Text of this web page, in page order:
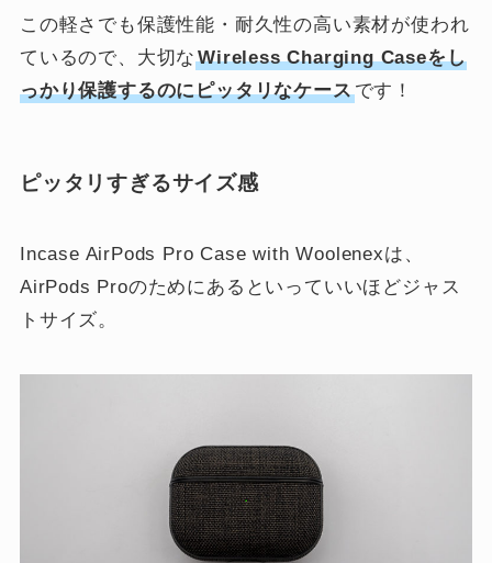
この軽さでも保護性能・耐久性の高い素材が使われ
ているので、大切なWireless Charging Caseをし
っかり保護するのにピッタリなケースです！
ピッタリすぎるサイズ感
Incase AirPods Pro Case with Woolenexは、
AirPods Proのためにあるといっていいほどジャス
トサイズ。